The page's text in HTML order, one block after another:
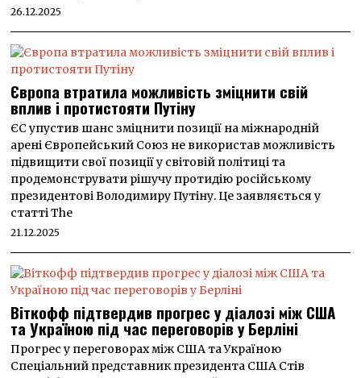
26.12.2025
Європа втратила можливість зміцнити свій
вплив і протистояти Путіну
ЄС упустив шанс зміцнити позиції на міжнародній
арені Європейський Союз не використав можливість
підвищити свої позиції у світовій політиці та
продемонструвати рішучу протидію російському
президентові Володимиру Путіну. Це заявляється у
статті The
21.12.2025
Віткофф підтвердив прогрес у діалозі між США
та Україною під час переговорів у Берліні
Прогрес у переговорах між США та Україною
Спеціальний представник президента США Стів